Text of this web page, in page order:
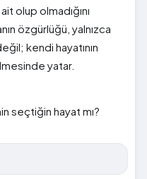
olup olmadığını
özgürlüğü, yalnızca
kendi hayatının
yatar.
seçtiğin hayat mı?